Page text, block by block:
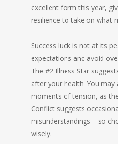
excellent form this year,
resilience to take on what
Success luck is not at its
expectations and avoid
The #2 Illness Star
after your health. You may
moments of tension, as
Conflict suggests
misunderstandings – so
wisely.